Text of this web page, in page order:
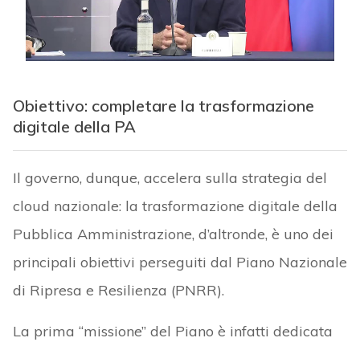
Obiettivo: completare la trasformazione
digitale della PA
Il governo, dunque, accelera sulla strategia del
cloud nazionale: la trasformazione digitale della
Pubblica Amministrazione, d’altronde, è uno dei
principali obiettivi perseguiti dal Piano Nazionale
di Ripresa e Resilienza (PNRR).
La prima “missione” del Piano è infatti dedicata